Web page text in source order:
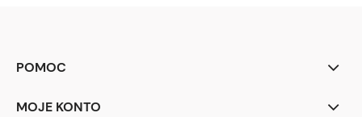
POMOC
MOJE KONTO